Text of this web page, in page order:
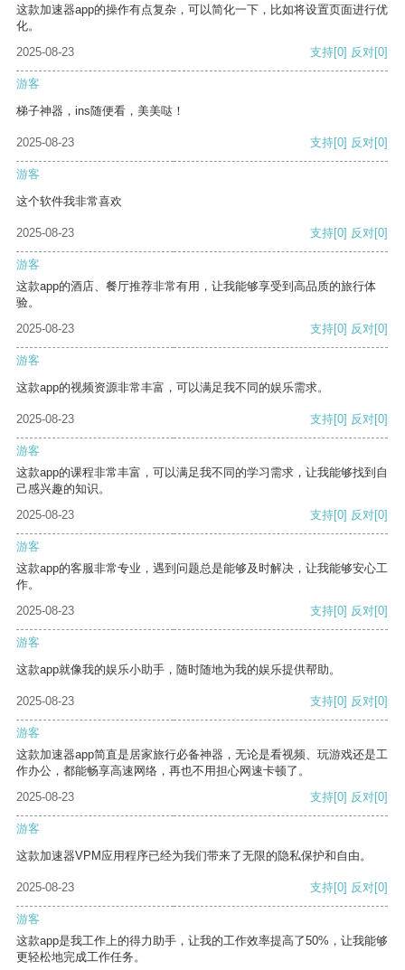
这款加速器app的操作有点复杂，可以简化一下，比如将设置页面进行优
化。
2025-08-23
支持[0] 反对[0]
游客
梯子神器，ins随便看，美美哒！
2025-08-23 支持[0] 反对[0]
游客
这个软件我非常喜欢
2025-08-23 支持[0] 反对[0]
游客
这款app的酒店、餐厅推荐非常有用，让我能够享受到高品质的旅行体
验。
2025-08-23
支持[0] 反对[0]
游客
这款app的视频资源非常丰富，可以满足我不同的娱乐需求。
2025-08-23 支持[0] 反对[0]
游客
这款app的课程非常丰富，可以满足我不同的学习需求，让我能够找到自
己感兴趣的知识。
2025-08-23
支持[0] 反对[0]
游客
这款app的客服非常专业，遇到问题总是能够及时解决，让我能够安心工
作。
2025-08-23
支持[0] 反对[0]
游客
这款app就像我的娱乐小助手，随时随地为我的娱乐提供帮助。
2025-08-23 支持[0] 反对[0]
游客
这款加速器app简直是居家旅行必备神器，无论是看视频、玩游戏还是工
作办公，都能畅享高速网络，再也不用担心网速卡顿了。
2025-08-23
支持[0] 反对[0]
游客
这款加速器VPM应用程序已经为我们带来了无限的隐私保护和自由。
2025-08-23 支持[0] 反对[0]
游客
这款app是我工作上的得力助手，让我的工作效率提高了50%，让我能够
更轻松地完成工作任务。